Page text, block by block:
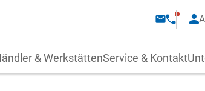
& WerkstättenService & Kontakt